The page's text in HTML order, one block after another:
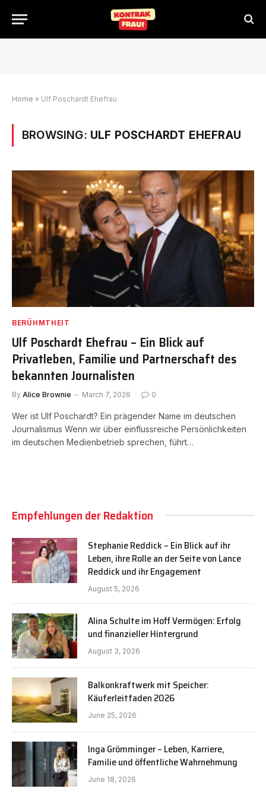
Home » Ulf Poschardt Ehefrau
BROWSING: ULF POSCHARDT EHEFRAU
BERÜHMTHEIT
Ulf Poschardt Ehefrau – Ein Blick auf
Privatleben, Familie und Partnerschaft des
bekannten Journalisten
By Alice Brownie March 7, 2026 0
Wer ist Ulf Poschardt? Ein prägender Name im deutschen
Journalismus Wenn wir über einflussreiche Persönlichkeiten
im deutschen Medienbetrieb sprechen, führt…
Empfehlungen der Redaktion
Stephanie Reddick – Ein Blick auf ihr
Leben, ihre Rolle an der Seite von Lance
Reddick und ihr Engagement
August 5, 2026
Alina Schulte im Hoff Vermögen: Erfolg
und finanzieller Hintergrund
August 3, 2026
Balkonkraftwerk mit Speicher:
Käuferleitfaden 2026
June 25, 2026
Inga Grömminger – Leben, Karriere,
Familie und öffentliche Wahrnehmung
June 18, 2026